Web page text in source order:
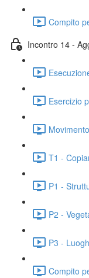
Compito
Incontro 14 -
Esercizio
T1 -
P1 -
P2 -
P3 -
Compito